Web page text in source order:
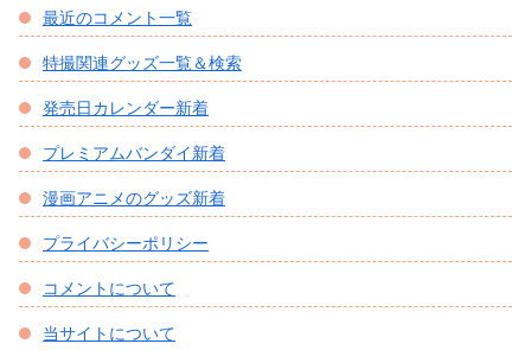
最近のコメント一覧
特撮関連グッズ一覧＆検索
発売日カレンダー新着
プレミアムバンダイ新着
漫画アニメのグッズ新着
プライバシーポリシー
コメントについて
当サイトについて